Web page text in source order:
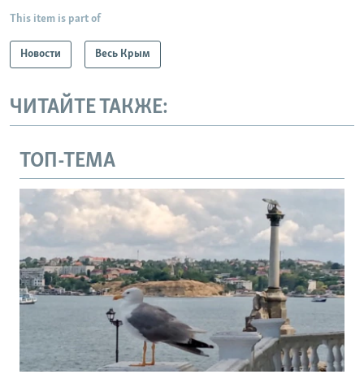
This item is part of
Новости Весь Крым
ЧИТАЙТЕ ТАКЖЕ:
ТОП-ТЕМА